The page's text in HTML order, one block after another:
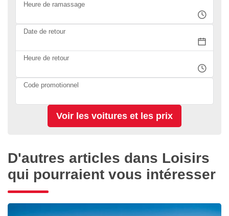
Heure de ramassage
Date de retour
Heure de retour
Code promotionnel
D'autres articles dans Loisirs
qui pourraient vous intéresser